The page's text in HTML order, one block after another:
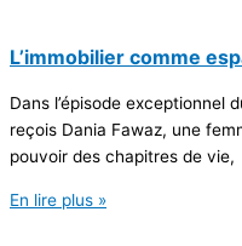
L’immobilier comme
Dans l’épisode exceptionnel
reçois Dania Fawaz, une
pouvoir des chapitres de vie,
En lire plus »